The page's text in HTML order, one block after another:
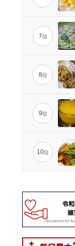
7位
8位
9位
10位